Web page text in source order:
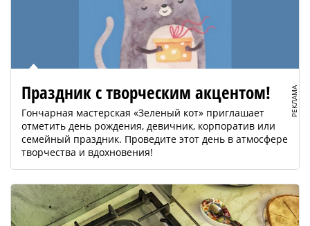
РЕКЛАМА
Праздник с творческим акцентом!
Гончарная мастерская «Зеленый кот» приглашает
отметить день рождения, девичник, корпоратив или
семейный праздник. Проведите этот день в атмосфере
творчества и вдохновения!